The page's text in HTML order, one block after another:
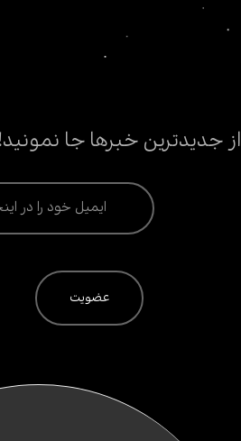
از جدیدترین خبرها جا